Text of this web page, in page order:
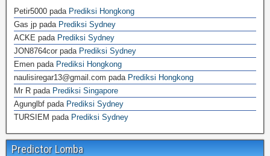
Petir5000 pada Prediksi Hongkong
Gas jp pada Prediksi Sydney
ACKE pada Prediksi Sydney
JON8764cor pada Prediksi Sydney
Emen pada Prediksi Hongkong
naulisiregar13@gmail.com pada Prediksi Hongkong
Mr R pada Prediksi Singapore
Agunglbf pada Prediksi Sydney
TURSIEM pada Prediksi Sydney
Predictor Lomba